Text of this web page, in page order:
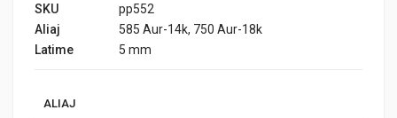
SKU
pp552
Aliaj
585 Aur-14k, 750 Aur-18k
Latime
5 mm
ALIAJ